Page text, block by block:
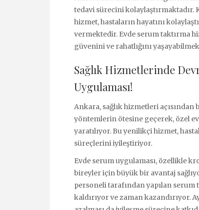
tedavi sürecini
hizmet, hastaların hayatını
vermektedir. Evde serum taktırma
güvenini ve rahatlığını
Sağlık Hizmetlerinde
Uygulaması!
Ankara, sağlık hizmetleri açısından
yöntemlerin ötesine geçerek, özel
yaratılıyor. Bu yenilikçi hizmet,
süreçlerini iyileştiriyor.
Evde serum uygulaması, özellikle
bireyler için büyük bir avantaj
personeli tarafından yapılan
kaldırıyor ve zaman kazandırıyor.